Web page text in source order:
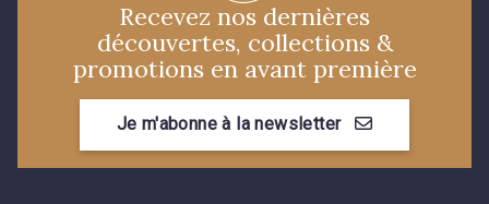
Recevez nos dernières
découvertes, collections &
promotions en avant première
Je m'abonne à la newsletter